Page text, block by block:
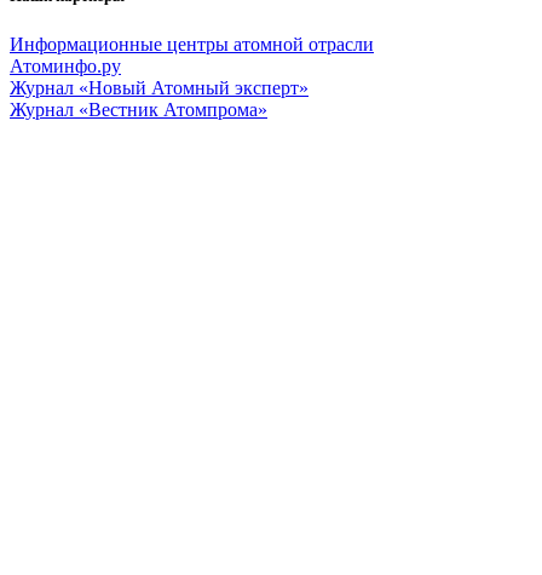
Информационные центры атомной отрасли
Атоминфо.ру
Журнал «Новый Атомный эксперт»
Журнал «Вестник Атомпрома»